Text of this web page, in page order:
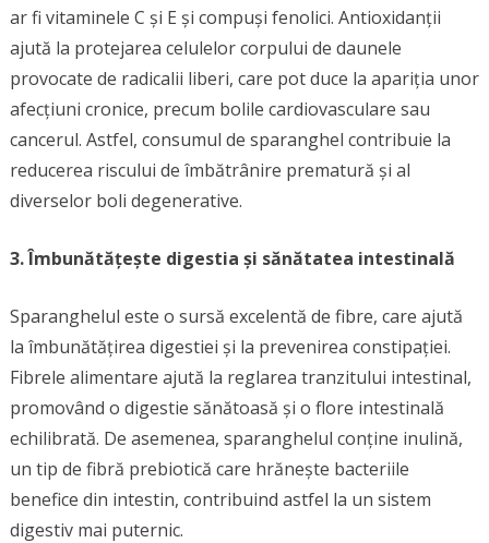
ar fi vitaminele C și E și compuși fenolici. Antioxidanții
ajută la protejarea celulelor corpului de daunele
provocate de radicalii liberi, care pot duce la apariția unor
afecțiuni cronice, precum bolile cardiovasculare sau
cancerul. Astfel, consumul de sparanghel contribuie la
reducerea riscului de îmbătrânire prematură și al
diverselor boli degenerative.
3. Îmbunătățește digestia și sănătatea intestinală
Sparanghelul este o sursă excelentă de fibre, care ajută
la îmbunătățirea digestiei și la prevenirea constipației.
Fibrele alimentare ajută la reglarea tranzitului intestinal,
promovând o digestie sănătoasă și o flore intestinală
echilibrată. De asemenea, sparanghelul conține inulină,
un tip de fibră prebiotică care hrănește bacteriile
benefice din intestin, contribuind astfel la un sistem
digestiv mai puternic.